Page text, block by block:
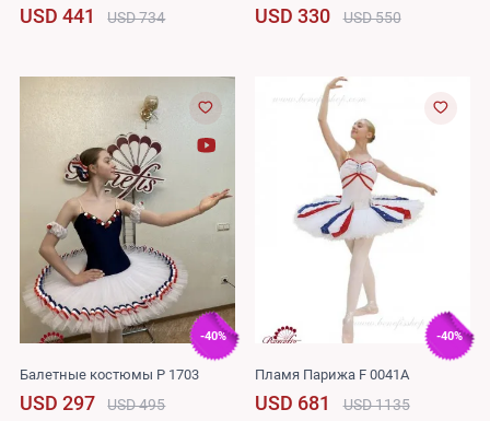
USD 441 USD 734 USD 330 USD 550
-40%
Балетные костюмы P 1703
USD 297 USD 495
-40%
Пламя Парижа F 0041A
USD 681 USD 1135